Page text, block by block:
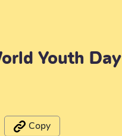
Youth Day
Copy